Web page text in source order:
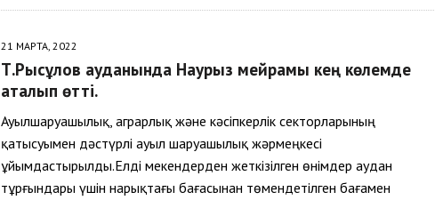
21 МАРТА, 2022
Т.Рысқұлов ауданында Наурыз мейрамы кең көлемде
аталып өтті.
Ауылшаруашылық, аграрлық және кәсіпкерлік секторларының
қатысуымен дәстүрлі ауыл шаруашылық жәрмеңкесі
ұйымдастырылды.Елді мекендерден жеткізілген өнімдер аудан
тұрғындары үшін нарықтағы бағасынан төмендетілген бағамен